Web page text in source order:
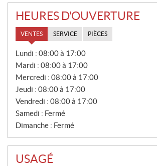
HEURES D'OUVERTURE
VENTES SERVICE PIÈCES
V
N
T
S
Lundi : 08:00 à 17:00
Mardi : 08:00 à 17:00
Mercredi : 08:00 à 17:00
Jeudi : 08:00 à 17:00
Vendredi : 08:00 à 17:00
Samedi : Fermé
Dimanche : Fermé
USAGÉ